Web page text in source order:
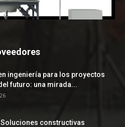
ingeniería para los proyectos
futuro: una mirada...
Soluciones constructivas